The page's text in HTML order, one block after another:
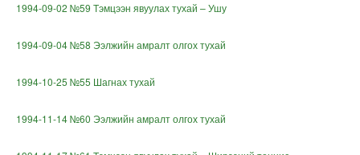
1994-09-02 №59 Тэмцээн явуулах тухай – Ушу
1994-09-04 №58 Ээлжийн амралт олгох тухай
1994-10-25 №55 Шагнах тухай
1994-11-14 №60 Ээлжийн амралт олгох тухай